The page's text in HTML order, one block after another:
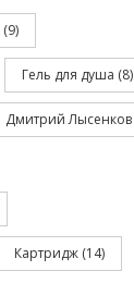
(9)
Гель для душа (8)
Дмитрий Лысенков
Картридж (14)